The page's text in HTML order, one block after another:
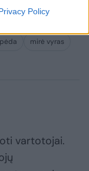
Policy
mirė vyras
vartotojai.